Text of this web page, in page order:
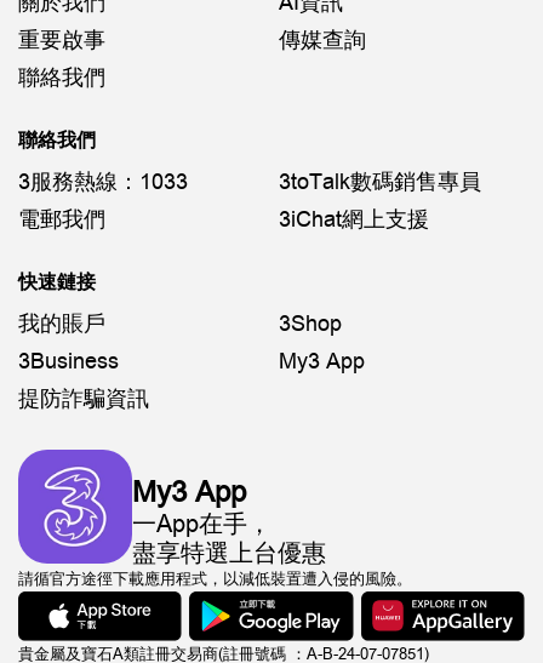
重要啟事
傳媒查詢
聯絡我們
聯絡我們
3服務熱線：1033
3toTalk數碼銷售專員
電郵我們
3iChat網上支援
快速鏈接
我的賬戶
3Shop
3Business
My3 App
提防詐騙資訊
My3 App
一App在手，
盡享特選上台優惠
請循官方途徑下載應用程式，以減低裝置遭入侵的風險。
貴金屬及寶石A類註冊交易商(註冊號碼 ：A-B-24-07-07851)